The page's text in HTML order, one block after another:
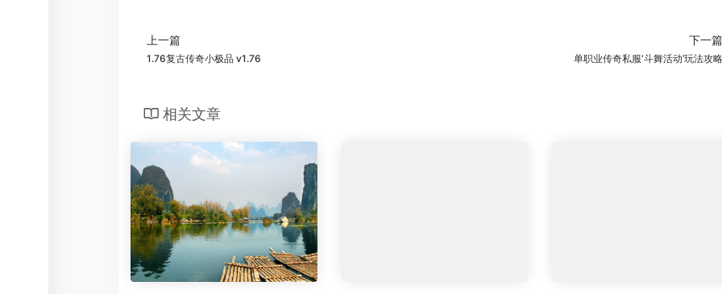
上一篇
1.76复古传奇小极品 v1.76
下一篇
单职业传奇私服‘斗舞活动’玩法攻略
相关文章